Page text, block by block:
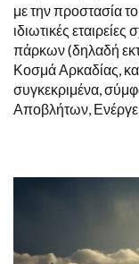
με την προστασία
ιδιωτικές
πάρκων (δηλαδή
Κοσμά Αρκαδίας,
συγκεκριμένα,
Αποβλήτων,